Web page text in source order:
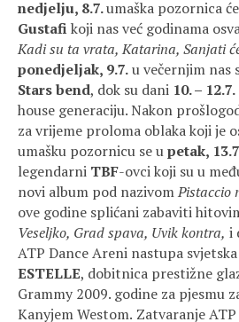
nedjelju, 8.7.umaška pozornica
Gustafi koji nas već godinama
Kadi su ta vrata, Katarina, Sanjati
ponedjeljak, 9.7.u večernjim nas
Stars bend, dok su dani 10. – 12.7.
house generaciju. Nakon
za vrijeme proloma oblaka koji je
umašku pozornicu se upetak,
legendarni TBF-ovci koji su u
novi album pod nazivomPistaccio
ove godine splićani zabaviti
Veseljko, Grad spava, Uvik kontra, i
ATP Dance Areni nastupa
ESTELLE, dobitnica prestižne
Grammy 2009. godine za pjesmu
Kanyjem Westom. Zatvaranje